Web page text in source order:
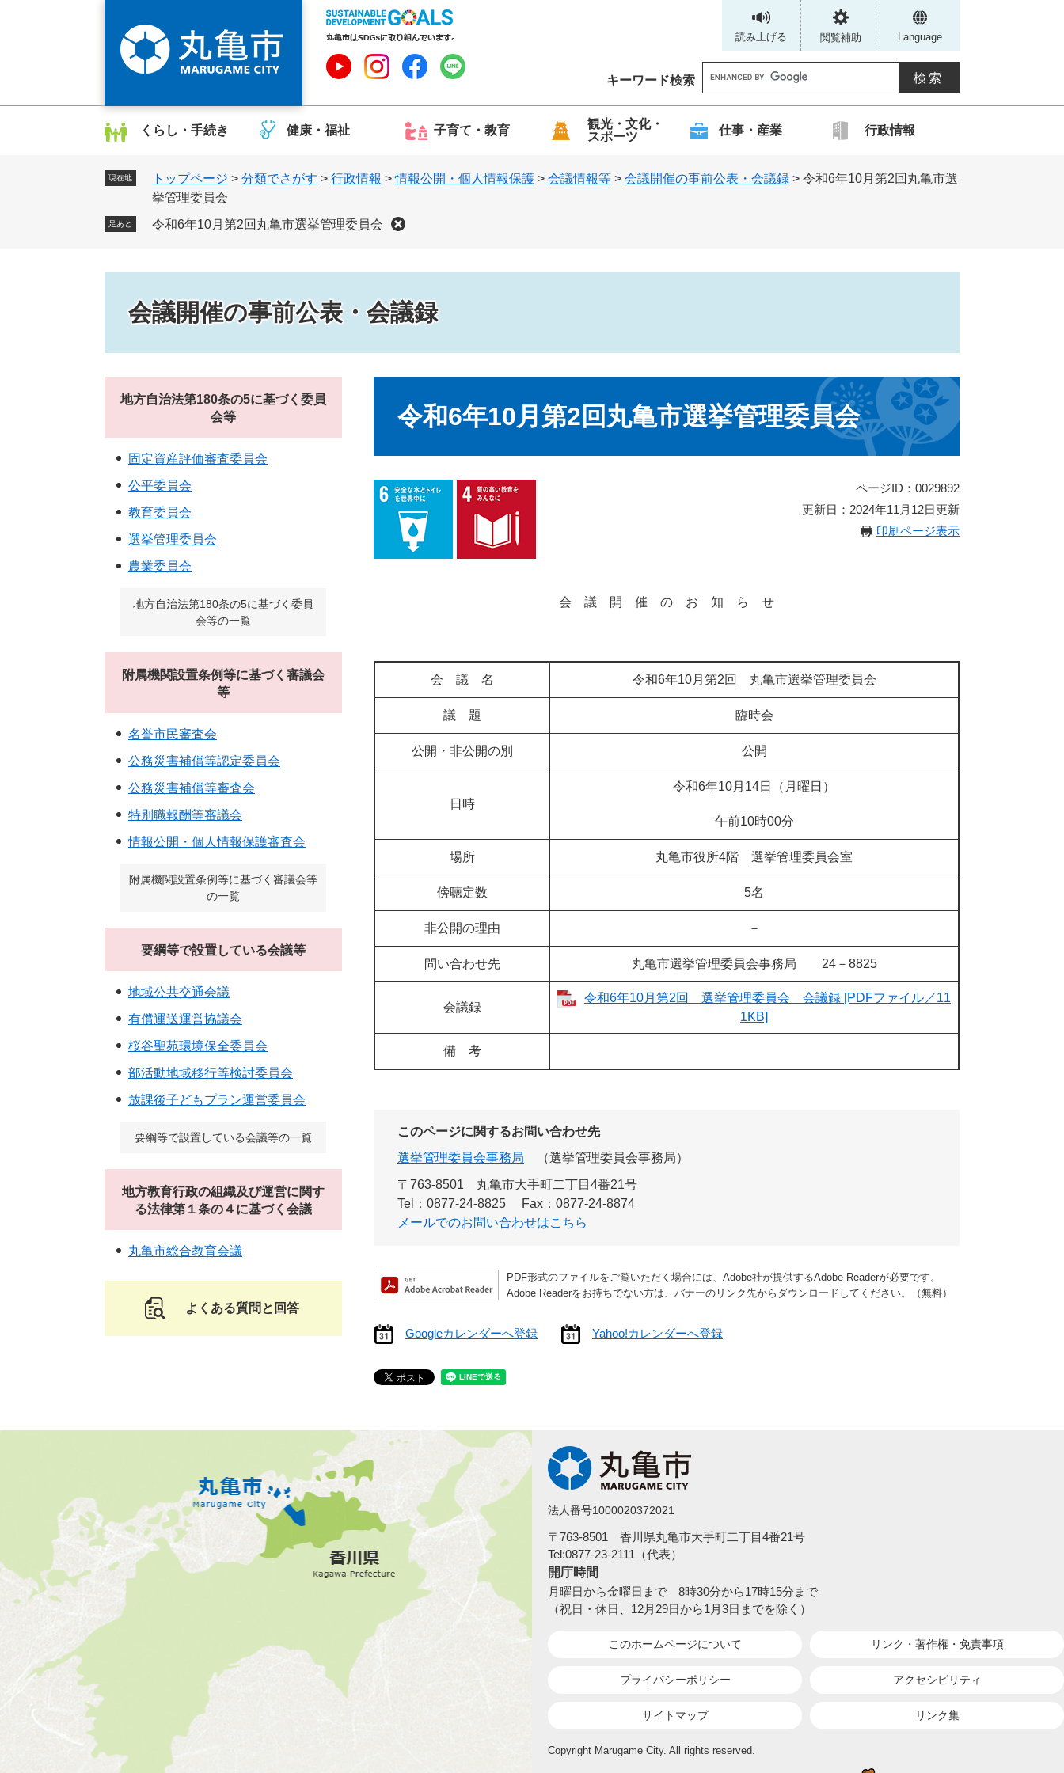
頭
飛
読み上げる 閲覧補助 Language
キーワード検索
G
o
g
l
カ
くらし・手続き 健康・福祉 子育て・教育
観光・文化・
スポーツ
仕事・産業 行政情報
現在地 トップページ > 分類でさがす > 行政情報 >情報公開・個人情報保護 > 会議情報等 > 会議開催の事前公表・会議録 > 令和6年10月第2回丸亀市選
挙管理委員会
足あと 令和6年10月第2回丸亀市選挙管理委員会
会議開催の事前公表・会議録
令和6年10月第2回丸亀市選挙管理委員会
ページID：0029892
更新日：2024年11月12日更新
印刷ページ表示
会 議 開 催 の お 知 ら せ
会 議 名 令和6年10月第2回 丸亀市選挙管理委員会
議 題 臨時会
公開・非公開の別 公開
日時
令和6年10月14日（月曜日）
午前10時00分
場所 丸亀市役所4階 選挙管理委員会室
傍聴定数 5名
非公開の理由 －
問い合わせ先 丸亀市選挙管理委員会事務局 24－8825
会議録
令和6年10月第2回 選挙管理委員会 会議録 [PDFファイル／11
1KB]
備 考
このページに関するお問い合わせ先
選挙管理委員会事務局
選挙管理委員会事務局
〒763-8501 丸亀市大手町二丁目4番21号
Tel：0877-24-8825
Fax：0877-24-8874
メールでのお問い合わせはこちら
PDF形式のファイルをご覧いただく場合には、Adobe社が提供するAdobe Readerが必要です。
Adobe Readerをお持ちでない方は、バナーのリンク先からダウンロードしてください。（無料）
Googleカレンダーへ登録 Yahoo!カレンダーへ登録
地方自治法第180条の5に基づく委員
会等
固定資産評価審査委員会
公平委員会
教育委員会
選挙管理委員会
農業委員会
地方自治法第180条の5に基づく委員
会等の一覧
附属機関設置条例等に基づく審議会
等
名誉市民審査会
公務災害補償等認定委員会
公務災害補償等審査会
特別職報酬等審議会
情報公開・個人情報保護審査会
附属機関設置条例等に基づく審議会等
の一覧
要綱等で設置している会議等
地域公共交通会議
有償運送運営協議会
桜谷聖苑環境保全委員会
部活動地域移行等検討委員会
放課後子どもプラン運営委員会
要綱等で設置している会議等の一覧
地方教育行政の組織及び運営に関す
る法律第１条の４に基づく会議
丸亀市総合教育会議
よくある質問と回答
法人番号1000020372021
〒763-8501 香川県丸亀市大手町二丁目4番21号
Tel:0877-23-2111（代表）
開庁時間
月曜日から金曜日まで 8時30分から17時15分まで
（祝日・休日、12月29日から1月3日までを除く）
このホームページについて リンク・著作権・ 免責事項
プライバシーポリシー アクセシビリティ
サイトマップ リンク集
Copyright Marugame City. All rights reserved.